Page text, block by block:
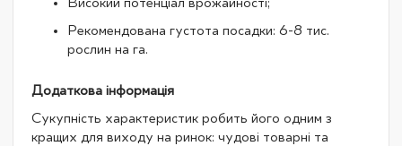
Високий потенціал врожайності;
Рекомендована густота посадки: 6-8 тис.
рослин на га.
Додаткова інформація
Сукупність характеристик робить його одним з
кращих для виходу на ринок: чудові товарні та